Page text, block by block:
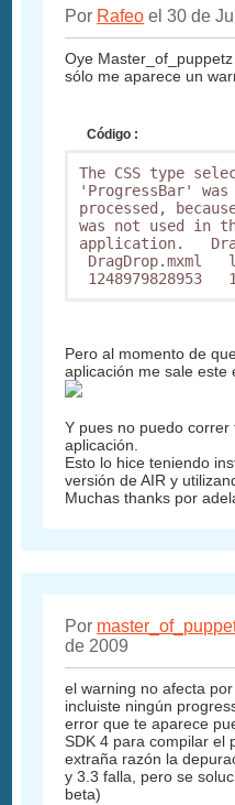
Por Rafeo el 30 de
Oye
sólo me aparece un
Código :
The CSS type
'ProgressBar' was
processed,
was not used in
application.
DragDrop.mxml
Pero al momento de
aplicación me sale este
Y pues no puedo correr
aplicación.
Esto lo hice teniendo
versión de AIR y
Muchas thanks por
Por
de 2009
el warning no afecta
incluiste ningún
error que te aparece
SDK 4 para compilar el
extraña razón la
y 3.3 falla, pero se
beta)